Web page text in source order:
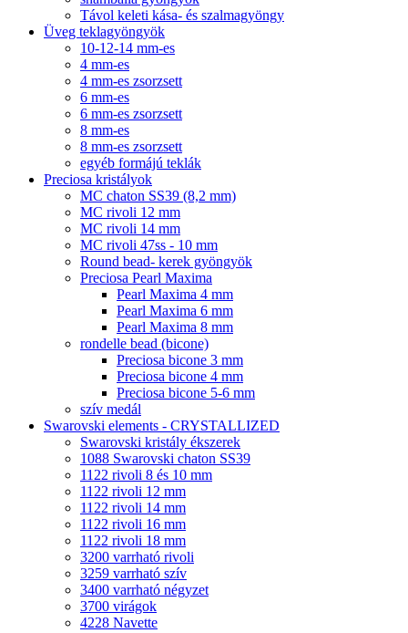
Távol keleti kása- és szalmagyöngy
Üveg teklagyöngyök
10-12-14 mm-es
4 mm-es
4 mm-es zsorzsett
6 mm-es
6 mm-es zsorzsett
8 mm-es
8 mm-es zsorzsett
egyéb formájú teklák
Preciosa kristályok
MC chaton SS39 (8,2 mm)
MC rivoli 12 mm
MC rivoli 14 mm
MC rivoli 47ss - 10 mm
Round bead- kerek gyöngyök
Preciosa Pearl Maxima
Pearl Maxima 4 mm
Pearl Maxima 6 mm
Pearl Maxima 8 mm
rondelle bead (bicone)
Preciosa bicone 3 mm
Preciosa bicone 4 mm
Preciosa bicone 5-6 mm
szív medál
Swarovski elements - CRYSTALLIZED
Swarovski kristály ékszerek
1088 Swarovski chaton SS39
1122 rivoli 8 és 10 mm
1122 rivoli 12 mm
1122 rivoli 14 mm
1122 rivoli 16 mm
1122 rivoli 18 mm
3200 varrható rivoli
3259 varrható szív
3400 varrható négyzet
3700 virágok
4228 Navette